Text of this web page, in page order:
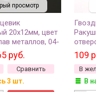
просмотр
20х12мм, цвет
металлов, 04-
руб.
Сравнить
3 шт.
093, 1
109
В
В